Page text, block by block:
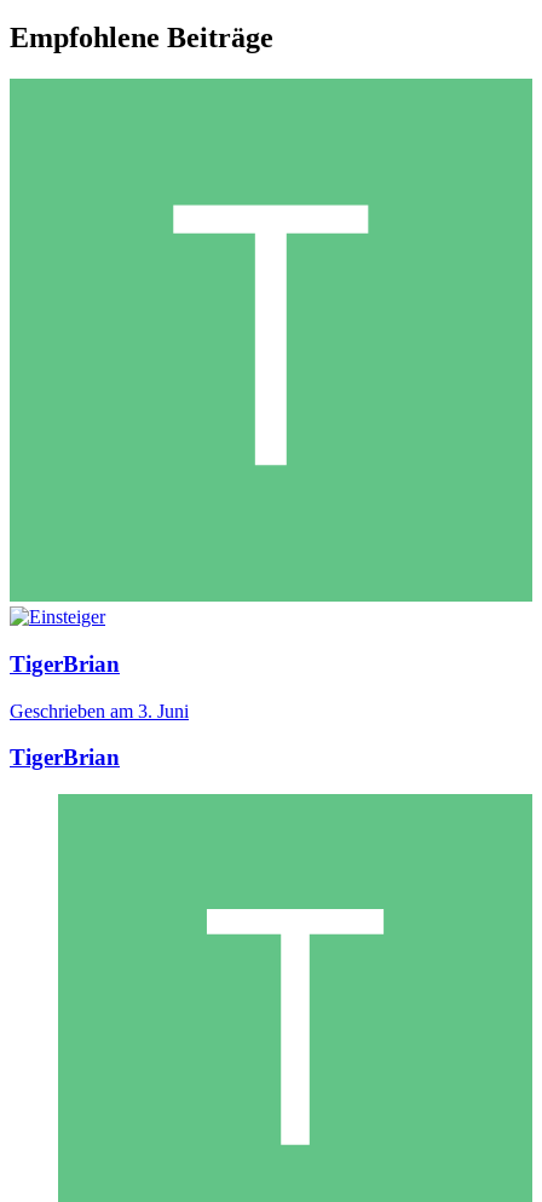
Empfohlene Beiträge
TigerBrian
Geschrieben am 3. Juni
TigerBrian